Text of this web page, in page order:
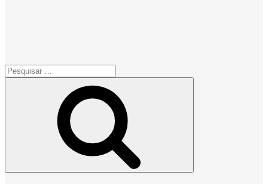
Pesquisar
por: